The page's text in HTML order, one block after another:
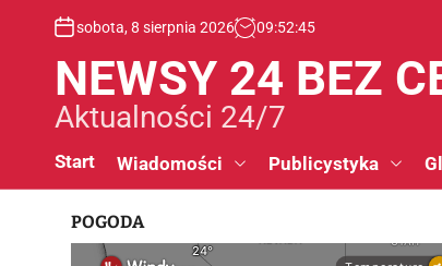
sobota, 8 sierpnia 2026 09:52:46
NEWSY 24 BEZ
Aktualności 24/7
Start Wiadomości Publicystyka
POGODA